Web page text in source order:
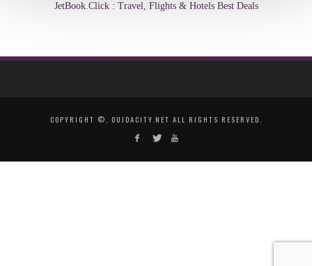
JetBook.Click : Travel, Flights & Hotels Best Deals
COPYRIGHT ©, OUJDACITY.NET ALL RIGHTS RESERVED.